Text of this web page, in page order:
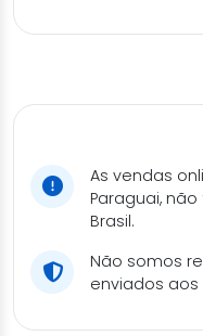
As vendas
Paraguai,
Brasil.
Não somos
enviados